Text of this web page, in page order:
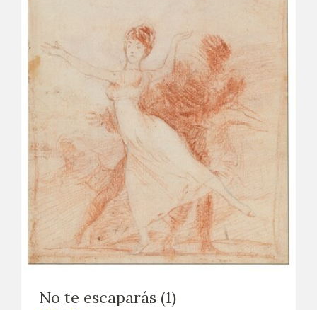
PUBLICACIONES
TIENDA ONLINE
CEDEA
RECURSOS EDUCATIVOS
FICHAS ARASAAC
No te escaparás (1)